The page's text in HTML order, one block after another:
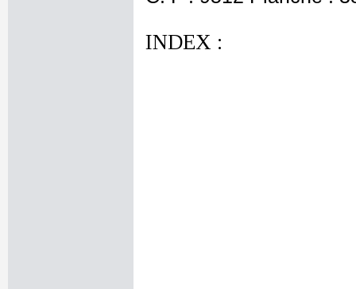
INDEX :